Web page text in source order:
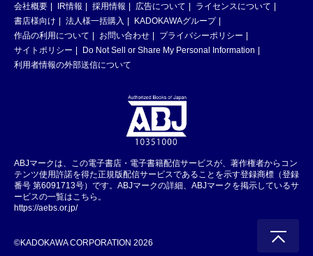
会社概要 IR情報 採用情報 広告について
ライセンスについて
書店様向け
法人様一括購入
KADOKAWAグループ
作品の利用について
お問い合わせ
プライバシーポリシー
サイトポリシー
Do Not Sell or Share My Personal Information
利用者情報の外部送信について
ABJマークは、この電子書店・電子書籍配信サービスが、著作権者からコン
テンツ使用許諾を得た正規版配信サービスであることを示す登録商標（登録
番号 第6091713号）です。ABJマークの詳細、ABJマークを掲示しているサ
ービスの一覧はこちら。
https://aebs.or.jp/
©KADOKAWA CORPORATION 2026